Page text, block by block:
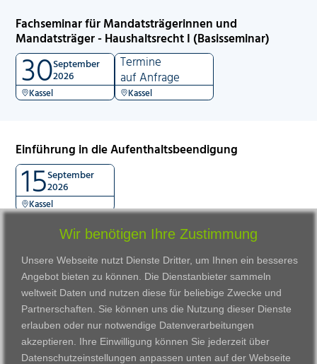
Fachseminar für Mandatsträgerinnen und
Mandatsträger - Haushaltsrecht I (Basisseminar)
30September
2026
Kassel
Termine
auf Anfrage
Kassel
Einführung in die Aufenthaltsbeendigung
15September
2026
Kassel
VWAK
Karriere
Standorte
Darmstadt
Bildungsangebot
Ausbildung
Wir benötigen Ihre Zustimmung
Unsere Webseite nutzt Dienste Dritter, um Ihnen ein besseres
Angebot bieten zu können. Die Dienstanbieter sammeln
weltweit Daten und nutzen diese für beliebige Zwecke und
Partnerschaften. Sie können uns die Nutzung dieser Dienste
erlauben oder nur notwendige Datenverarbeitungen
akzeptieren. Ihre Einwilligung können Sie jederzeit über
Datenschutzeinstellungen anpassen unten auf der Webseite